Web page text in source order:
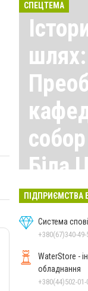
СПЕЦТЕМА
шлях:
собор
Біла
ПІДПРИЄМСТВА
Система
+380(67)340-
WaterStore -
обладнання